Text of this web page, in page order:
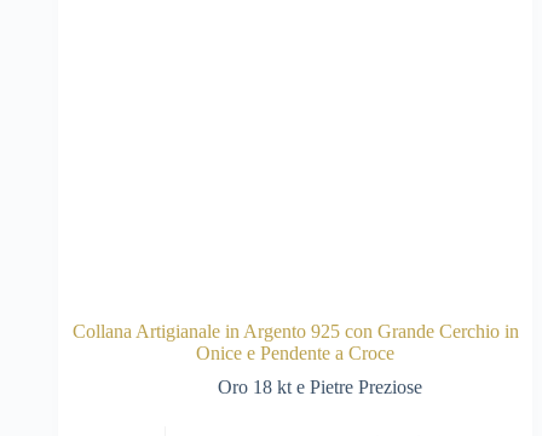
Collana Artigianale in Argento 925 con Grande Cerchio in
Onice e Pendente a Croce
Oro 18 kt e Pietre Preziose